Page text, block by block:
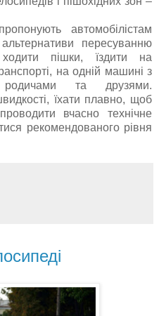
автомобілістам
пересуванню
пішки, їздити на
на одній машині з
та друзями.
їхати плавно, щоб
вчасно технічне
рекомендованого рівня